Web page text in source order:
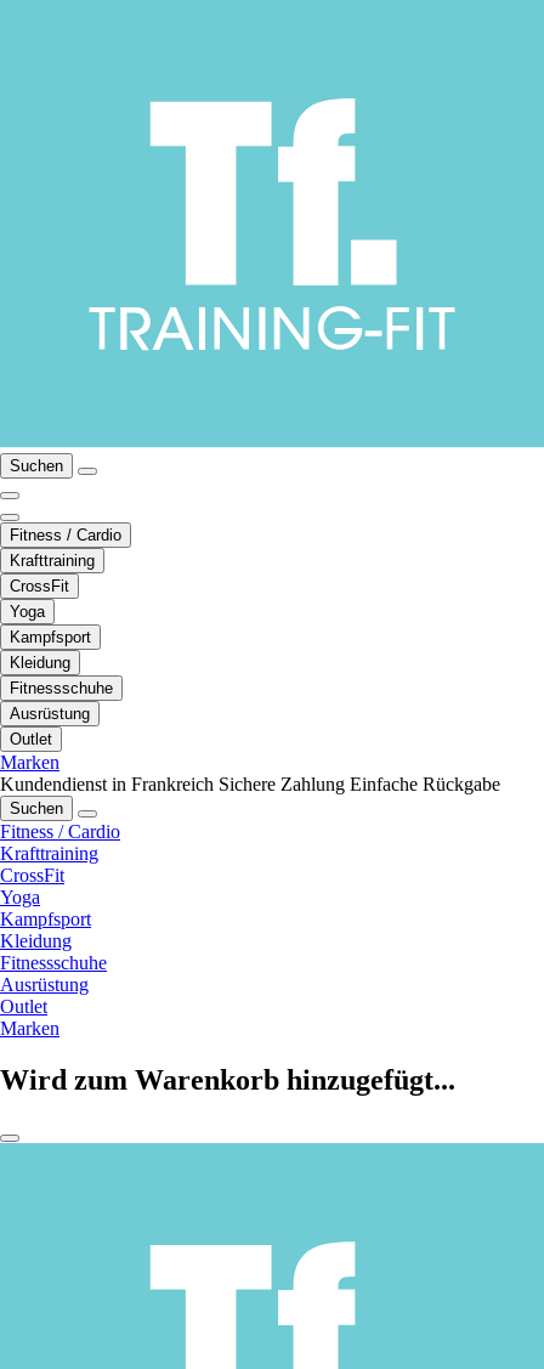
Suchen
Fitness / Cardio
Krafttraining
CrossFit
Yoga
Kampfsport
Kleidung
Fitnessschuhe
Ausrüstung
Outlet
Marken
Kundendienst in Frankreich Sichere Zahlung Einfache Rückgabe
Suchen
Fitness / Cardio
Krafttraining
CrossFit
Yoga
Kampfsport
Kleidung
Fitnessschuhe
Ausrüstung
Outlet
Marken
Wird zum Warenkorb hinzugefügt...